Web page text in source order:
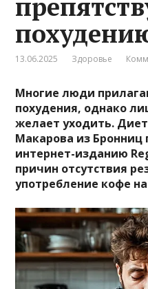
13.06.2025 Здоровье
Многие люди
похудения, однако
желает уходить.
Макарова из Бронниц
интернет-изданию
причин отсутствия
употребление кофе